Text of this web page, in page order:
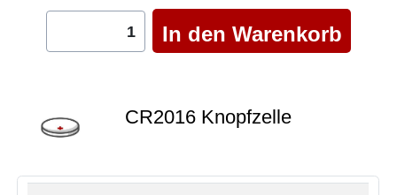
CR2016 Knopfzelle